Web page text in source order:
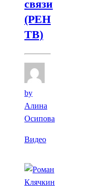
связи
(РЕН
ТВ)
by
Алина
Осипова
Видео